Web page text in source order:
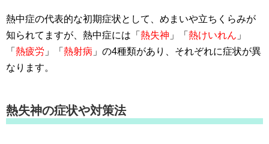
熱中症の代表的な初期症状として、めまいや立ちくらみが
知られてますが、熱中症には「 熱失神 」「 熱けいれん 」
「 熱疲労 」「 熱射病 」の4種類があり、それぞれに症状が異
なります。
熱失神の症状や対策法